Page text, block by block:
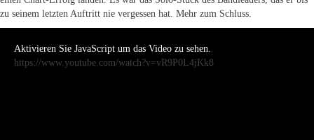
zu seinem letzten Auftritt nie vergessen hat. Mehr zum Schluss.
Aktivieren Sie JavaScript um das Video zu sehen.
https://www.youtube.com/watch?v=vR9P0L4jKk8